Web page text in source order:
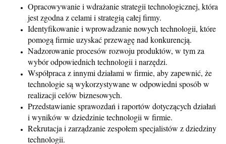
Opracowywanie i wdrażanie strategii technologicznej, która
jest zgodna z celami i strategią całej firmy.
Identyfikowanie i wprowadzanie nowych technologii, które
pomogą firmie uzyskać przewagę nad konkurencją.
Nadzorowanie procesów rozwoju produktów, w tym za
wybór odpowiednich technologii i narzędzi.
Współpraca z innymi działami w firmie, aby zapewnić, że
technologie są wykorzystywane w odpowiedni sposób w
realizacji celów biznesowych.
Przedstawianie sprawozdań i raportów dotyczących działań
i wyników w dziedzinie technologii w firmie.
Rekrutacja i zarządzanie zespołem specjalistów z dziedziny
technologii.